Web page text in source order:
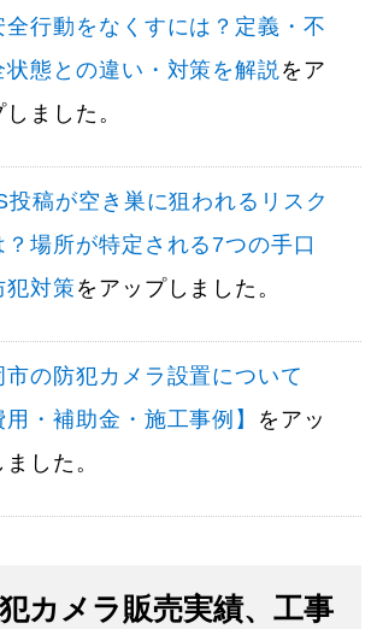
全行動をなくすには？定義・不
状態との違い・対策を解説をア
しました。
投稿が空き巣に狙われるリスク
？場所が特定される7つの手口
犯対策をアップしました。
市の防犯カメラ設置について
用・補助金・施工事例】 をアッ
した。
カメラ販売実績、工事